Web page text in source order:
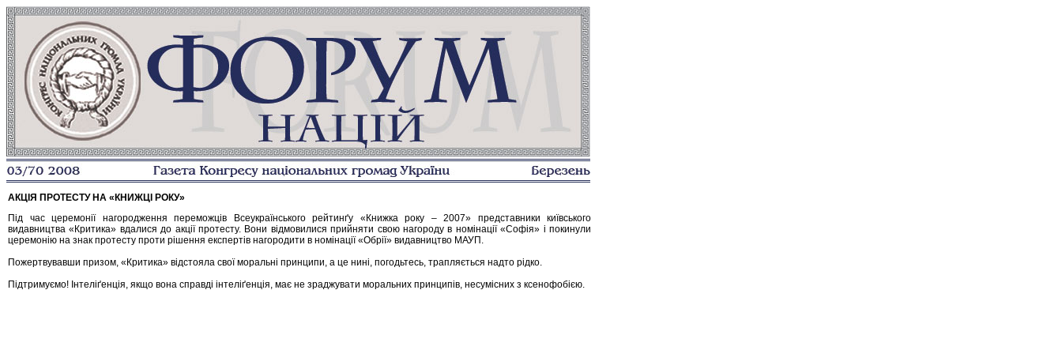
АКЦІЯ ПРОТЕСТУ НА «КНИЖЦІ РОКУ»
Під час церемонії нагородження переможців Всеукраїнського рейтинґу «Книжка року – 2007» представники київського
видавництва «Критика» вдалися до акції протесту. Вони відмовилися прийняти свою нагороду в номінації «Софія» і покинули
церемонію на знак протесту проти рішення експертів нагородити в номінації «Обрії» видавництво МАУП.
Пожертвувавши призом, «Критика» відстояла свої моральні принципи, а це нині, погодьтесь, трапляється надто рідко.
Підтримуємо! Інтеліґенція, якщо вона справді інтеліґенція, має не зраджувати моральних принципів, несумісних з ксенофобією.